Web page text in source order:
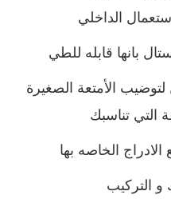
الداخلي
بانها قابله للطي
الأمتعة الصغيرة
التي تناسبك
الخاصه بها
التركيب